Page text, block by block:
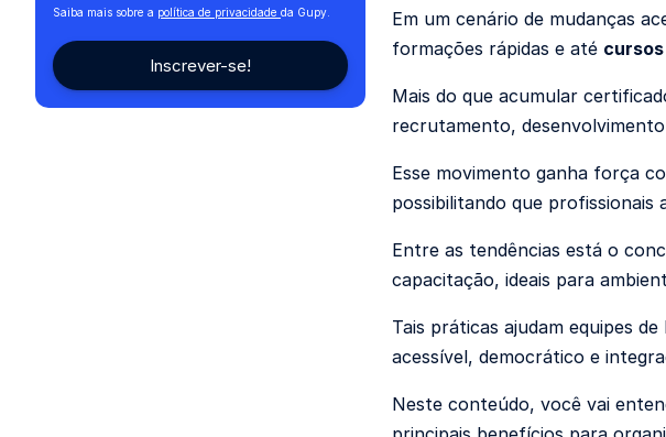
Saiba mais sobre a política de privacidade da Gupy. Em um cenário de mudanças
formações rápidas e até
Mais do que acumular
recrutamento,
Esse movimento ganha força
possibilitando que
Entre as tendências está o
capacitação, ideais para
Tais práticas ajudam equipes
acessível, democrático e
Neste conteúdo, você vai